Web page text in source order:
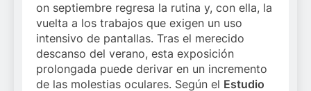
on septiembre regresa la rutina y, con ella, la
vuelta a los trabajos que exigen un uso
intensivo de pantallas. Tras el merecido
descanso del verano, esta exposición
prolongada puede derivar en un incremento
de las molestias oculares. Según el Estudio